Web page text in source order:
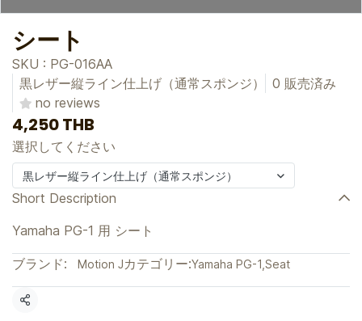
シート
SKU : PG-016AA
黒レザー縦ライン仕上げ（通常スポンジ）
0 販売済み
no reviews
4,250 THB
選択してください
黒レザー縦ライン仕上げ（通常スポンジ）
Short Description
Yamaha PG-1 用 シート
ブランド: Motion Jカテゴリー:Yamaha PG-1 Seat
共有